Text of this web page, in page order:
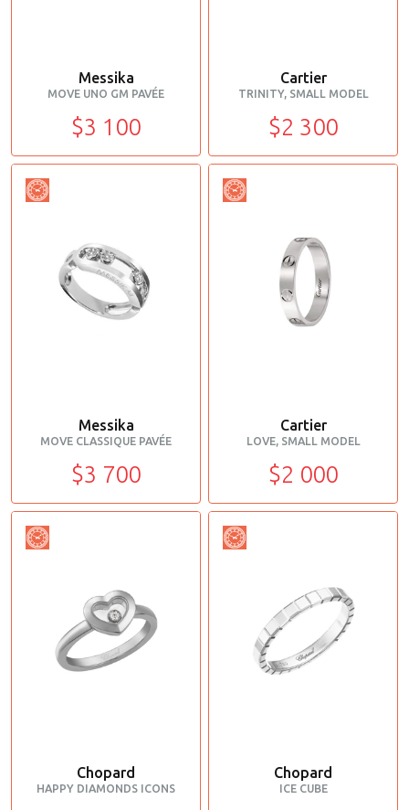
Messika
MOVE UNO GM PAVÉE
$3 100
Cartier
TRINITY, SMALL MODEL
$2 300
Messika
MOVE CLASSIQUE PAVÉE
$3 700
Cartier
LOVE, SMALL MODEL
$2 000
Chopard
HAPPY DIAMONDS ICONS
Chopard
ICE CUBE